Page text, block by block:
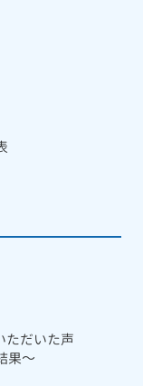
ただいた声
果～